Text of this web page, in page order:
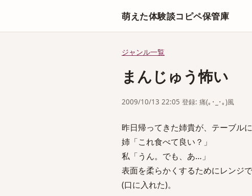
萌えた体験談コピペ保管庫
ジャンル一覧
まんじゅう怖い
2009/10/13 22:05 登録: 痛(｡･_･｡)風
昨日帰ってきた姉貴が、テーブル
姉「これ食べて良い？」
私「うん。でも、あ…」
表面を柔らかくするためにレンジ
(口に入れた)。